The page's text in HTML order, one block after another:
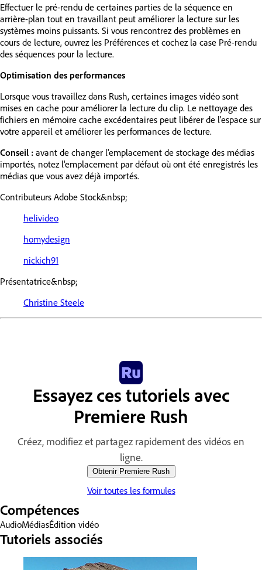
Effectuer le pré-rendu de certaines parties de la séquence en
arrière-plan tout en travaillant peut améliorer la lecture sur les
systèmes moins puissants. Si vous rencontrez des problèmes en
cours de lecture, ouvrez les Préférences et cochez la case Pré-rendu
des séquences pour la lecture.
Optimisation des performances
Lorsque vous travaillez dans Rush, certaines images vidéo sont
mises en cache pour améliorer la lecture du clip. Le nettoyage des
fichiers en mémoire cache excédentaires peut libérer de l'espace sur
votre appareil et améliorer les performances de lecture.
Conseil : avant de changer l'emplacement de stockage des médias
importés, notez l'emplacement par défaut où ont été enregistrés les
médias que vous avez déjà importés.
Contributeurs Adobe Stock&nbsp;
helivideo
homydesign
nickich91
Présentatrice&nbsp;
Christine Steele
Essayez ces tutoriels avec
Premiere Rush
Créez, modifiez et partagez rapidement des vidéos en
ligne.
Obtenir Premiere Rush
Voir toutes les formules
Compétences
AudioMédiasÉdition vidéo
Tutoriels associés